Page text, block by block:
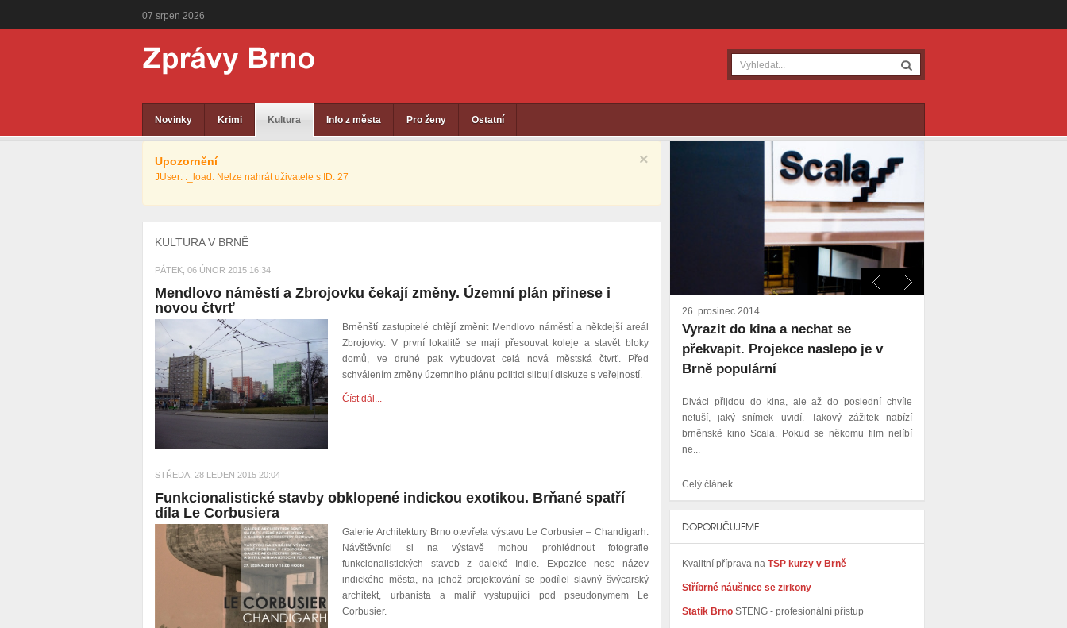
07 srpen 2026
Novinky Krimi Kultura Info z města Pro ženy Ostatní
×
Upozornění
JUser: :_load: Nelze nahrát uživatele s ID: 27
KULTURA V BRNĚ
PÁTEK, 06 ÚNOR 2015 16:34
Mendlovo náměstí a Zbrojovku čekají změny. Územní plán přinese i
novou čtvrť
Brněnští zastupitelé chtějí změnit Mendlovo náměstí a někdejší areál
Zbrojovky. V první lokalitě se mají přesouvat koleje a stavět bloky
domů, ve druhé pak vybudovat celá nová městská čtvrť. Před
schválením změny územního plánu politici slibují diskuze s veřejností.
Číst dál...
STŘEDA, 28 LEDEN 2015 20:04
Funkcionalistické stavby obklopené indickou exotikou. Brňané spatří
díla Le Corbusiera
Galerie Architektury Brno otevřela výstavu Le Corbusier – Chandigarh.
Návštěvníci si na výstavě mohou prohlédnout fotografie
funkcionalistických staveb z daleké Indie.
Expozice nese název
indického města, na jehož projektování se podílel slavný švýcarský
architekt, urbanista a malíř vystupující pod pseudonymem Le
Corbusier.
26. prosinec 2014
Vyrazit do kina a nechat se
překvapit. Projekce naslepo je v
Brně populární
Diváci přijdou do kina, ale až do poslední chvíle
netuší, jaký snímek uvidí. Takový zážitek nabízí
brněnské kino Scala. Pokud se někomu film nelíbí
ne...
Celý článek...
DOPORUČUJEME:
Kvalitní příprava na TSP kurzy v Brně
Stříbrné náušnice se zirkony
Statik Brno STENG - profesionální přístup